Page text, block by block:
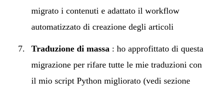
migrato i contenuti e adattato il workflow
automatizzato di creazione degli articoli
Traduzione di massa : ho approfittato di questa
migrazione per rifare tutte le mie traduzioni con
il mio script Python migliorato (vedi sezione